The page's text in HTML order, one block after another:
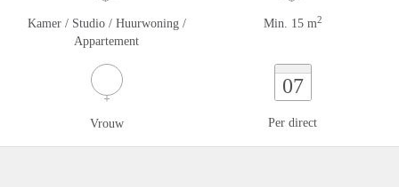
Kamer / Studio / Huurwoning /
Appartement
Min. 15 m2
Vrouw
07
Per direct